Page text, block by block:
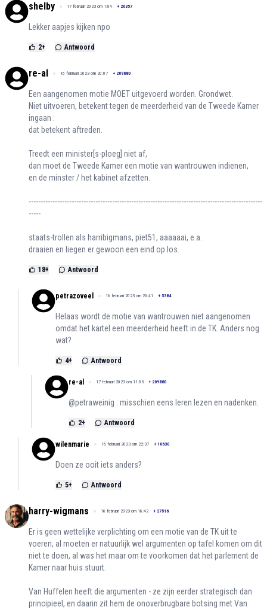
shelby 17 februari 2023 om 1:04 + 20357
Lekker aapjes kijken npo
2+ Antwoord
re-al 16 februari 2023 om 20:07 + 209880
Een aangenomen motie MOET uitgevoerd worden. Grondwet.
Niet uitvoeren, betekent tegen de meerderheid van de Tweede Kamer
ingaan :
dat betekent aftreden.
Treedt een minister[s-ploeg] niet af,
dan moet de Tweede Kamer een motie van wantrouwen indienen,
en de minster / het kabinet afzetten.
--------------------------------------------------------------------------------------------------
-----
staats-trollen als harribigmans, piet51, aaaaaai, e.a.
draaien en liegen er gewoon een eind op los.
18+ Antwoord
petrazoveel 16 februari 2023 om 20:41 + 5384
Helaas wordt de motie van wantrouwen niet aangenomen
omdat het kartel een meerderheid heeft in de TK. Anders nog
wat?
4+ Antwoord
re-al 17 februari 2023 om 11:05 + 209880
@petraweinig : misschien eens leren lezen en nadenken.
2+ Antwoord
wilenmarie 16 februari 2023 om 22:37 + 10630
Doen ze ooit iets anders?
5+ Antwoord
harry-wigmans 16 februari 2023 om 18:42 + 27516
Er is geen wettelijke verplichting om een motie van de TK uit te
voeren, al moeten er natuurlijk wel argumenten op tafel komen om dit
niet te doen, al was het maar om te voorkomen dat het parlement de
Kamer naar huis stuurt.
Van Huffelen heeft die argumenten - ze zijn eerder strategisch dan
principieel, en daarin zit hem de onoverbrugbare botsing met Van